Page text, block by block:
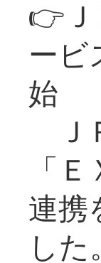
👉Ｊ
ービ
始
Ｊ
「
連携
し